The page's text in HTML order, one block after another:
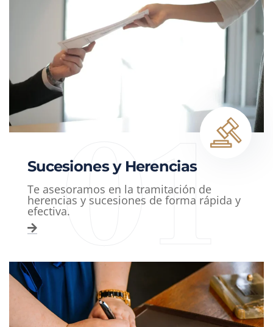
01
Sucesiones y Herencias
Te asesoramos en la tramitación de
herencias y sucesiones de forma rápida y
efectiva.